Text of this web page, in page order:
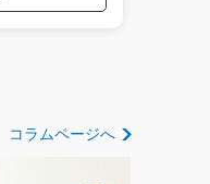
コラムページへ